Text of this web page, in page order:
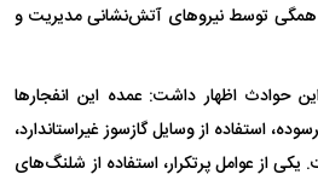
همگی توسط نیروهای آتش‌نشانی مدیریت و
حوادث اظهار داشت: عمده این انفجارها
استفاده از وسایل گازسوز غیراستاندارد،
از عوامل پرتکرار، استفاده از شلنگ‌های